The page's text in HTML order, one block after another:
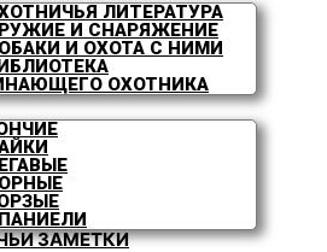
ЛИТЕРАТУРА
И СНАРЯЖЕНИЕ
И ОХОТА С НИМИ
ОХОТНИКА
ЗАМЕТКИ